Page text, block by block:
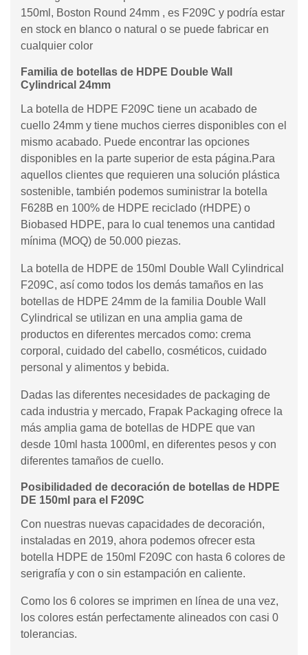
150ml, Boston Round 24mm , es F209C y podría estar
en stock en blanco o natural o se puede fabricar en
cualquier color
Familia de botellas de HDPE Double Wall
Cylindrical 24mm
La botella de HDPE F209C tiene un acabado de
cuello 24mm y tiene muchos cierres disponibles con el
mismo acabado. Puede encontrar las opciones
disponibles en la parte superior de esta página.Para
aquellos clientes que requieren una solución plástica
sostenible, también podemos suministrar la botella
F628B en 100% de HDPE reciclado (rHDPE) o
Biobased HDPE, para lo cual tenemos una cantidad
mínima (MOQ) de 50.000 piezas.
La botella de HDPE de 150ml Double Wall Cylindrical
F209C, así como todos los demás tamaños en las
botellas de HDPE 24mm de la familia Double Wall
Cylindrical se utilizan en una amplia gama de
productos en diferentes mercados como: crema
corporal, cuidado del cabello, cosméticos, cuidado
personal y alimentos y bebida.
Dadas las diferentes necesidades de packaging de
cada industria y mercado, Frapak Packaging ofrece la
más amplia gama de botellas de HDPE que van
desde 10ml hasta 1000ml, en diferentes pesos y con
diferentes tamaños de cuello.
Posibilidaded de decoración de botellas de HDPE
DE 150ml para el F209C
Con nuestras nuevas capacidades de decoración,
instaladas en 2019, ahora podemos ofrecer esta
botella HDPE de 150ml F209C con hasta 6 colores de
serigrafía y con o sin estampación en caliente.
Como los 6 colores se imprimen en línea de una vez,
los colores están perfectamente alineados con casi 0
tolerancias.